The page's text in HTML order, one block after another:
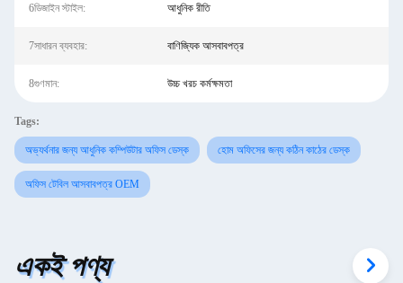
6ডিজাইন স্টাইল: আধুনিক রীতি
7সাধারন ব্যবহার: বাণিজ্যিক আসবাবপত্র
8গুণমান: উচ্চ খরচ কর্মক্ষমতা
Tags:
অভ্যর্থনার জন্য আধুনিক কম্পিউটার অফিস ডেস্ক হোম অফিসের জন্য কঠিন কাঠের ডেস্ক
অফিস টেবিল আসবাবপত্র OEM
একই পণ্য